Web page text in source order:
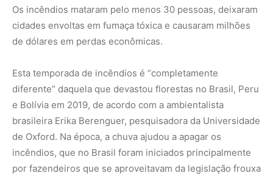
Os incêndios mataram pelo menos 30 pessoas, deixaram
cidades envoltas em fumaça tóxica e causaram milhões
de dólares em perdas econômicas.
Esta temporada de incêndios é “completamente
diferente” daquela que devastou florestas no Brasil, Peru
e Bolívia em 2019, de acordo com a ambientalista
brasileira Erika Berenguer, pesquisadora da Universidade
de Oxford. Na época, a chuva ajudou a apagar os
incêndios, que no Brasil foram iniciados principalmente
por fazendeiros que se aproveitavam da legislação frouxa